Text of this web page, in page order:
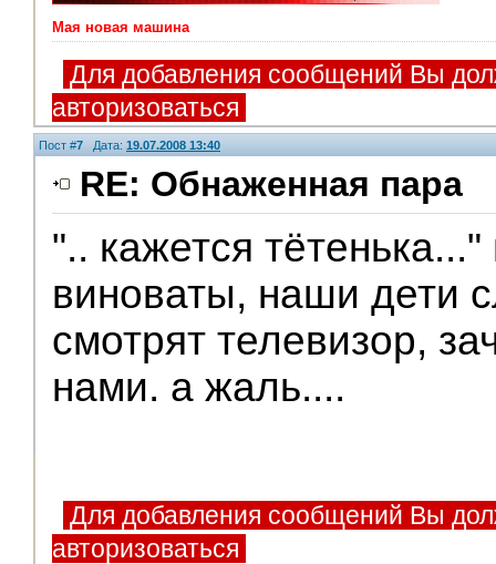
Мая новая машина
Для добавления сообщений Вы
авторизоваться
Пост #7 Дата: 19.07.2008 13:40
RE: Обнаженная пара
".. кажется
виноваты, наши дети
смотрят телевизор,
нами. а жаль....
Для добавления сообщений Вы
авторизоваться